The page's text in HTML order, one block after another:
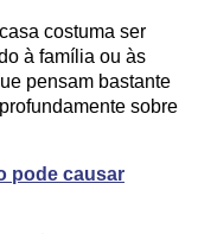
costuma ser
à família ou às
pensam bastante
sobre
pode causar